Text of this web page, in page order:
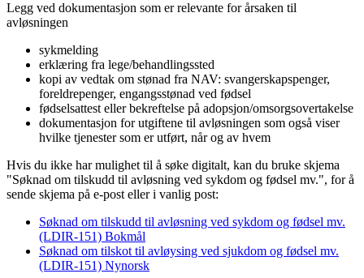
Legg ved dokumentasjon som er relevante for årsaken til
avløsningen
sykmelding
erklæring fra lege/behandlingssted
kopi av vedtak om stønad fra NAV: svangerskapspenger,
foreldrepenger, engangsstønad ved fødsel
fødselsattest eller bekreftelse på adopsjon/omsorgsovertakelse
dokumentasjon for utgiftene til avløsningen som også viser
hvilke tjenester som er utført, når og av hvem
Hvis du ikke har mulighet til å søke digitalt, kan du bruke skjema
"Søknad om tilskudd til avløsning ved sykdom og fødsel mv.", for å
sende skjema på e-post eller i vanlig post:
Søknad om tilskudd til avløsning ved sykdom og fødsel mv.
(LDIR-151) Bokmål
Søknad om tilskot til avløysing ved sjukdom og fødsel mv.
(LDIR-151) Nynorsk